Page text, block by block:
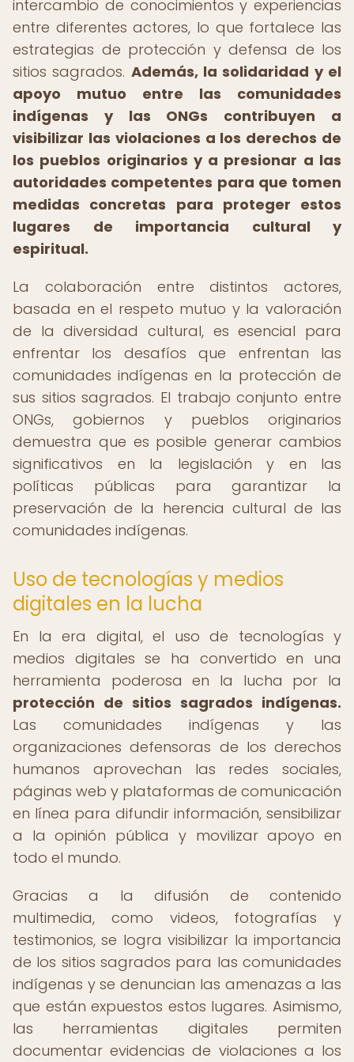
intercambio de conocimientos y experiencias
entre diferentes actores, lo que fortalece las
estrategias de protección y defensa de los
sitios sagrados. Además, la solidaridad y el
apoyo mutuo entre las comunidades
indígenas y las ONGs contribuyen a
visibilizar las violaciones a los derechos de
los pueblos originarios y a presionar a las
autoridades competentes para que tomen
medidas concretas para proteger estos
lugares de importancia cultural y
espiritual.
La colaboración entre distintos actores,
basada en el respeto mutuo y la valoración
de la diversidad cultural, es esencial para
enfrentar los desafíos que enfrentan las
comunidades indígenas en la protección de
sus sitios sagrados. El trabajo conjunto entre
ONGs, gobiernos y pueblos originarios
demuestra que es posible generar cambios
significativos en la legislación y en las
políticas públicas para garantizar la
preservación de la herencia cultural de las
comunidades indígenas.
Uso de tecnologías y medios
digitales en la lucha
En la era digital, el uso de tecnologías y
medios digitales se ha convertido en una
herramienta poderosa en la lucha por la
protección de sitios sagrados indígenas.
Las comunidades indígenas y las
organizaciones defensoras de los derechos
humanos aprovechan las redes sociales,
páginas web y plataformas de comunicación
en línea para difundir información, sensibilizar
a la opinión pública y movilizar apoyo en
todo el mundo.
Gracias a la difusión de contenido
multimedia, como videos, fotografías y
testimonios, se logra visibilizar la importancia
de los sitios sagrados para las comunidades
indígenas y se denuncian las amenazas a las
que están expuestos estos lugares. Asimismo,
las herramientas digitales permiten
documentar evidencias de violaciones a los